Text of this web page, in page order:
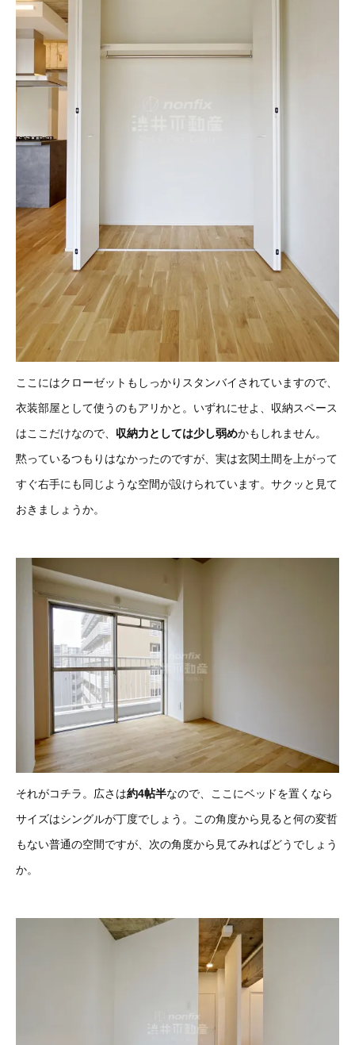
ここにはクローゼットもしっかりスタンバイされていますので、
衣装部屋として使うのもアリかと。いずれにせよ、収納スペース
はここだけなので、 収納力としては少し弱めかもしれません。
黙っているつもりはなかったのですが、実は玄関土間を上がって
すぐ右手にも同じような空間が設けられています。サクッと見て
おきましょうか。
それがコチラ。広さは約4帖半なので、ここにベッドを置くなら
サイズはシングルが丁度でしょう。この角度から見ると何の変哲
もない普通の空間ですが、次の角度から見てみればどうでしょう
か。